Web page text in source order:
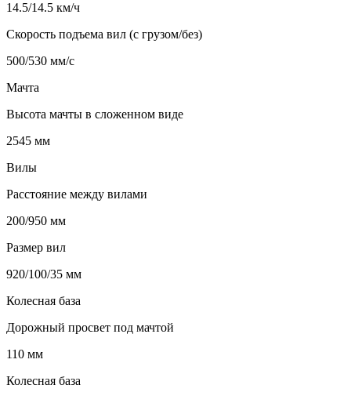
14.5/14.5 км/ч
Скорость подъема вил (с грузом/без)
500/530 мм/с
Мачта
Высота мачты в сложенном виде
2545 мм
Вилы
Расстояние между вилами
200/950 мм
Размер вил
920/100/35 мм
Колесная база
Дорожный просвет под мачтой
110 мм
Колесная база